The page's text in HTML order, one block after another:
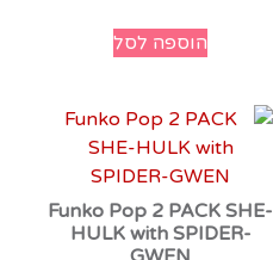
הוספה לסל
Funko Pop 2 PACK SHE-
HULK with SPIDER-